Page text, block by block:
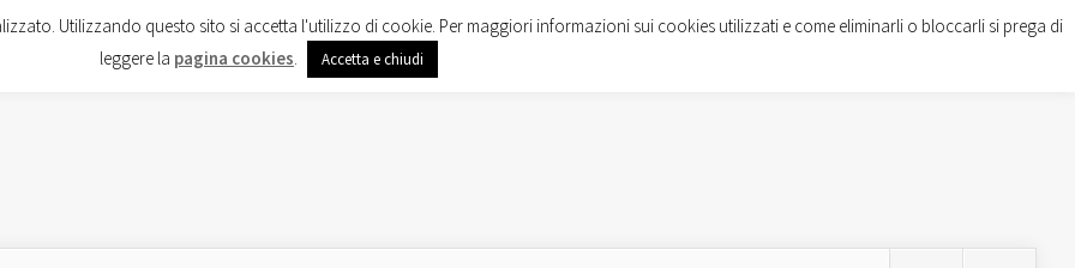
Utilizzando questo sito si accetta l'utilizzo di cookie. Per maggiori informazioni sui cookies utilizzati e come eliminarli o bloccarli si prega di
leggere la pagina cookies. Accetta e chiudi